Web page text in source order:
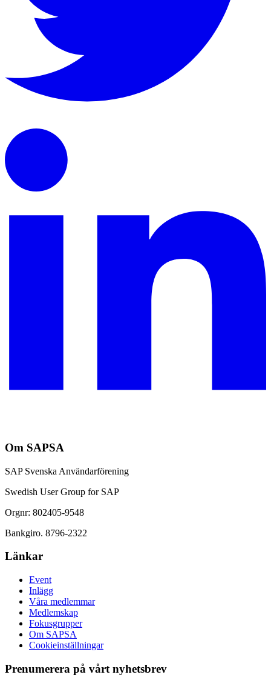
Om SAPSA
SAP Svenska Användarförening
Swedish User Group for SAP
Orgnr: 802405-9548
Bankgiro. 8796-2322
Länkar
Event
Inlägg
Våra medlemmar
Medlemskap
Fokusgrupper
Om SAPSA
Cookieinställningar
Prenumerera på vårt nyhetsbrev